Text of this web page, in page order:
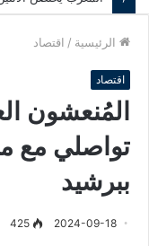
الرئيسية / اقتصاد
اقتصاد
المُنعشون
تواصلي مع
ببرشيد
2024-09-18
425